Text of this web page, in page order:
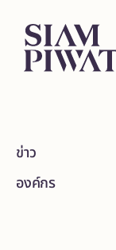
ข่าว
องค์กร